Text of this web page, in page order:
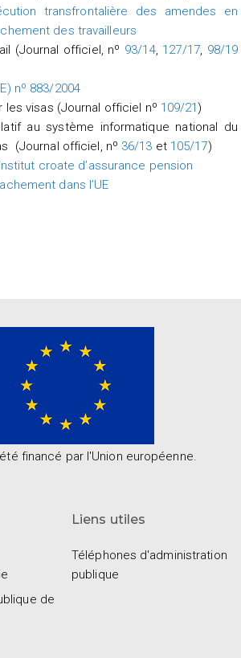
transfrontalière des amendes en
des travailleurs
(Journal officiel, nº 93/14, 127/17, 98/19
nº 883/2004
les visas (Journal officiel nº 109/21)
au système informatique national du
(Journal officiel, nº 36/13 et 105/17)
croate d’assurance pension
dans l’UE
financé par l'Union européenne.
de
Liens utiles
Téléphones d'administration
publique